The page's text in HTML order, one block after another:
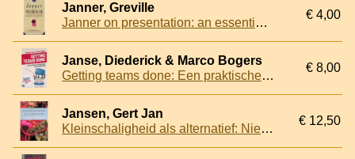
Janner, Greville
Janner on presentation: an essential guide to the theory, tricks and techniques of business presentation
€ 4,00
Janse, Diederick & Marco Bogers
Getting teams done: Een praktische methode voor teamproductiviteit
€ 8,00
Jansen, Gert Jan
Kleinschaligheid als alternatief: Nieuwe Meentes in een nieuwe economie
€ 12,50